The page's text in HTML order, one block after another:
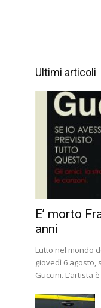
Ultimi articoli
E’ morto
anni
Lutto nel mondo
giovedì 6 agosto,
Guccini. L’artista